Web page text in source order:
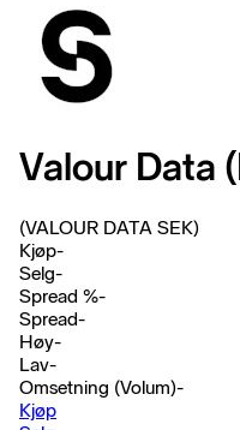
Valour Data
(VALOUR DATA SEK)
Kjøp-
Selg-
Spread %-
Spread-
Høy-
Lav-
Omsetning (Volum)-
Kjøp